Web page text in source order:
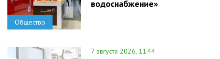
Общество
водоснабжение»
7 августа 2026, 11:44